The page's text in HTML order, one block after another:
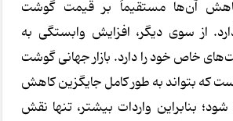
آن‌ها مستقیماً بر قیمت گوشت
از سوی دیگر، افزایش وابستگی به
خاص خود را دارد. بازار جهانی گوشت
که بتواند به طور کامل جایگزین کاهش
شود؛ بنابراین واردات بیشتر، تنها نقش